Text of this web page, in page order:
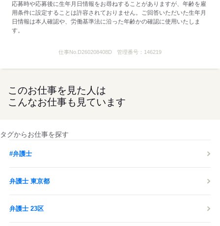
応募時や応募後に生年月日情報をお尋ねすることがありますが、年齢を雇
用条件に設定することは許容されておりません。ご回答いただいた生年月
日情報は本人確認や、労働基準法に沿った年齢かの確認に使用いたしま
す。
仕事No. D260208408D 管理番号： 146219
このお仕事を見た人は
こんなお仕事も見ています
タグからお仕事を探す
#弁護士
弁護士 東京都
弁護士 23区